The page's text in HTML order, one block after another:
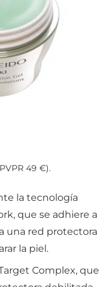
49 €).
la tecnología
que se adhiere a
una red protectora
la piel.
Complex, que